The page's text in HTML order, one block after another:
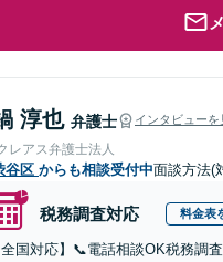
淳也 弁護士 インタビューを
レアス弁護士法人
谷区 からも相談受付中面談方法(
税務調査対応 料金表
全国対応】📞電話相談OK税務調